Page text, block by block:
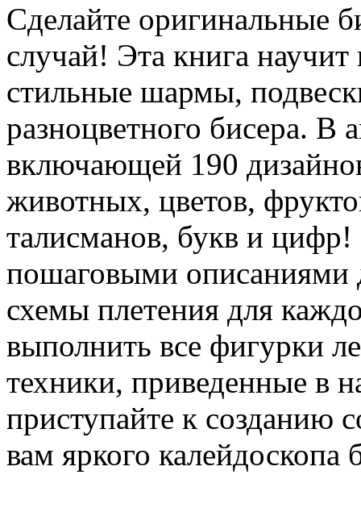
Сделайте оригинальные
случай! Эта книга научит
стильные шармы,
разноцветного бисера. В
включающей 190
животных, цветов,
талисманов, букв и
пошаговыми описаниями
схемы плетения для
выполнить все фигурки
техники, приведенные в
приступайте к созданию
вам яркого